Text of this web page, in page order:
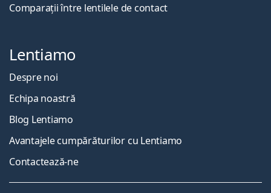
Comparații între lentilele de contact
Lentiamo
Despre noi
Echipa noastră
Blog Lentiamo
Avantajele cumpărăturilor cu Lentiamo
Contactează-ne